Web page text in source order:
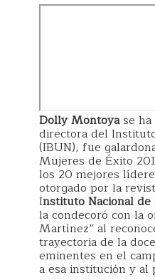
Dolly Montoyase ha
directora del
(IBUN), fue
Mujeres de Éxito
los 20 mejores
otorgado por la
Instituto Nacional de
la condecoró con la
Martínez” al
trayectoria de la
eminentes en el
a esa institución y al